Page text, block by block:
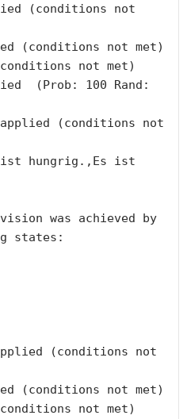
(conditions not
(conditions not met)
not met)
(Prob: 100 Rand:
applied (conditions not
ist hungrig.,Es ist
was achieved by
states:
(conditions not
(conditions not met)
not met)